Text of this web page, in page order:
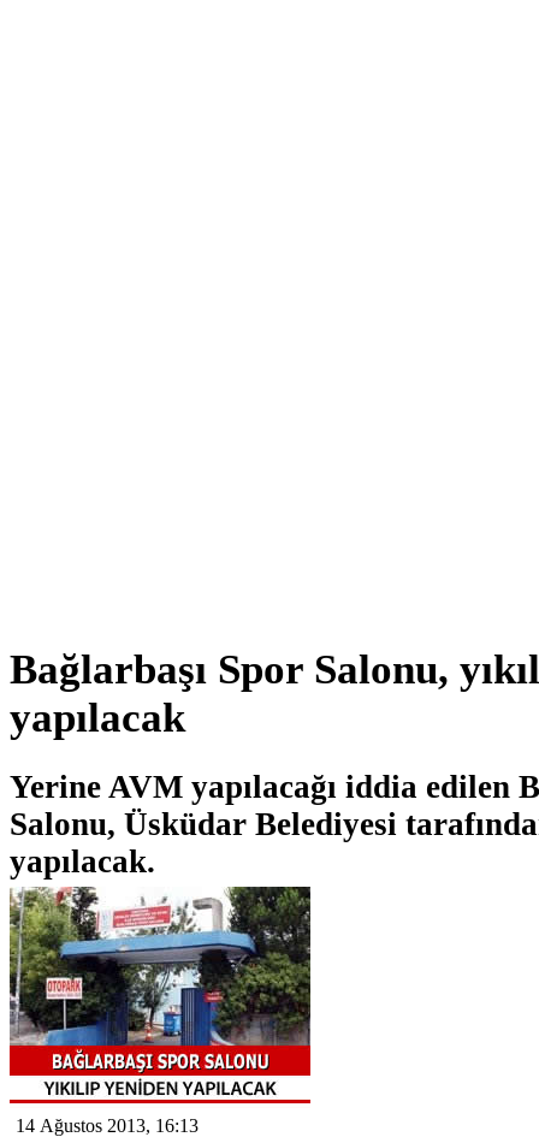
Bağlarbaşı Spor Salonu,
yapılacak
Yerine AVM yapılacağı iddia edilen
Salonu, Üsküdar Belediyesi
yapılacak.
14 Ağustos 2013, 16:13